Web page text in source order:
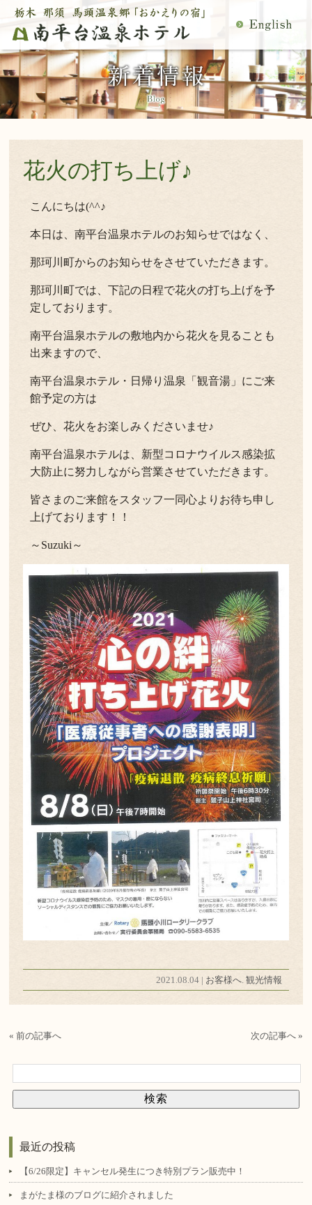
MENU
閉
じ
る
温泉
客室 館内施設
交通アクセス 観光案内
公式サイトからのご予約は5％OFF
宿泊プラン・ご予約
よくある質問 お問い合わせ
新着情報
キャンセル/プライバシーポリシー
LANGUAGE
花火の打ち上げ♪
こんにちは(^^♪
本日は、南平台温泉ホテルのお知らせではなく、
那珂川町からのお知らせをさせていただきます。
那珂川町では、下記の日程で花火の打ち上げを予
定しております。
南平台温泉ホテルの敷地内から花火を見ることも
出来ますので、
南平台温泉ホテル・日帰り温泉「観音湯」にご来
館予定の方は
ぜひ、花火をお楽しみくださいませ♪
南平台温泉ホテルは、新型コロナウイルス感染拡
大防止に努力しながら営業させていただきます。
皆さまのご来館をスタッフ一同心よりお待ち申し
上げております！！
～Suzuki～
2021.08.04 | お客様へ. 観光情報
« 前の記事へ 次の記事へ »
最近の投稿
【6/26限定】キャンセル発生につき特別プラン販売中！
まがたま様のブログに紹介されました
空室検索
ご予約内容確認・変更